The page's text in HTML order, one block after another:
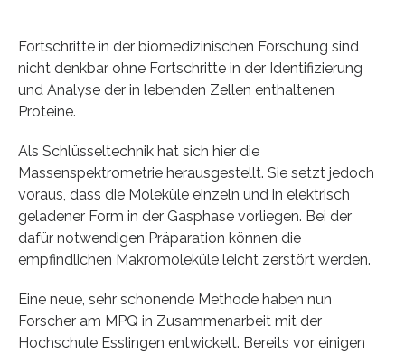
Fortschritte in der biomedizinischen Forschung sind
nicht denkbar ohne Fortschritte in der Identifizierung
und Analyse der in lebenden Zellen enthaltenen
Proteine.
Als Schlüsseltechnik hat sich hier die
Massenspektrometrie herausgestellt. Sie setzt jedoch
voraus, dass die Moleküle einzeln und in elektrisch
geladener Form in der Gasphase vorliegen. Bei der
dafür notwendigen Präparation können die
empfindlichen Makromoleküle leicht zerstört werden.
Eine neue, sehr schonende Methode haben nun
Forscher am MPQ in Zusammenarbeit mit der
Hochschule Esslingen entwickelt. Bereits vor einigen